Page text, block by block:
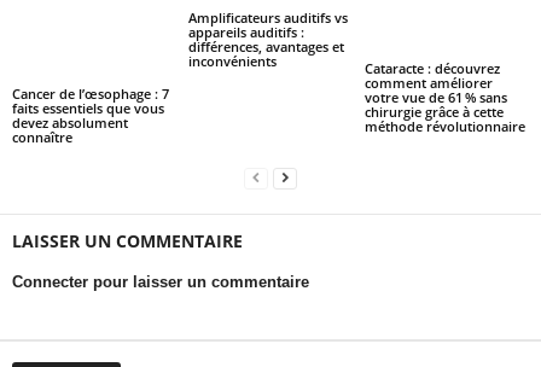
Cancer de l’œsophage : 7
faits essentiels que vous
devez absolument
connaître
Amplificateurs auditifs vs
appareils auditifs :
différences, avantages et
inconvénients
Cataracte : découvrez
comment améliorer
votre vue de 61 % sans
chirurgie grâce à cette
méthode révolutionnaire
LAISSER UN COMMENTAIRE
Connecter pour laisser un commentaire